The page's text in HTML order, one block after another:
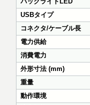
USBタイプ
コネクタ/ケーブル長
電力供給
消費電力
外形寸法 (mm)
重量
動作環境